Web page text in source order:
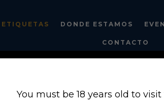
ETIQUETAS DONDE ESTAMOS
CONTACTO
You must be 18 years old to visit